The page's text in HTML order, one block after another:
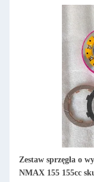
Zestaw sprzęgła o
NMAX 155 155cc